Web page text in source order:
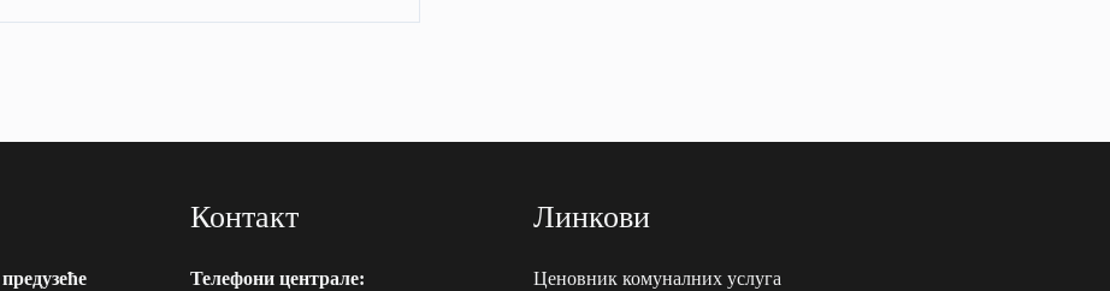
Контакт
Телефони централе:
Линкови
Ценовник комуналних услуга